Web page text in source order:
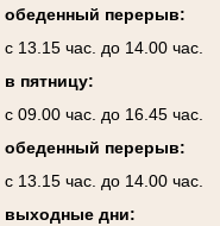
обеденный перерыв:
с 13.15 час. до 14.00 час.
в пятницу:
с 09.00 час. до 16.45 час.
обеденный перерыв:
с 13.15 час. до 14.00 час.
выходные дни: